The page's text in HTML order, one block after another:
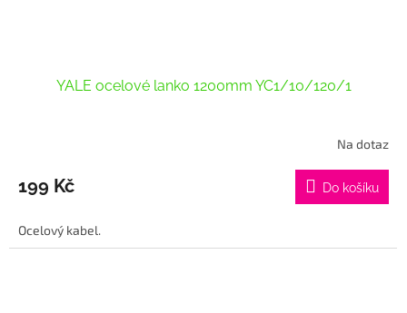
YALE ocelové lanko 1200mm YC1/10/120/1
produktu
z
5
Na dotaz
199 Kč Do košíku
Ocelový kabel.